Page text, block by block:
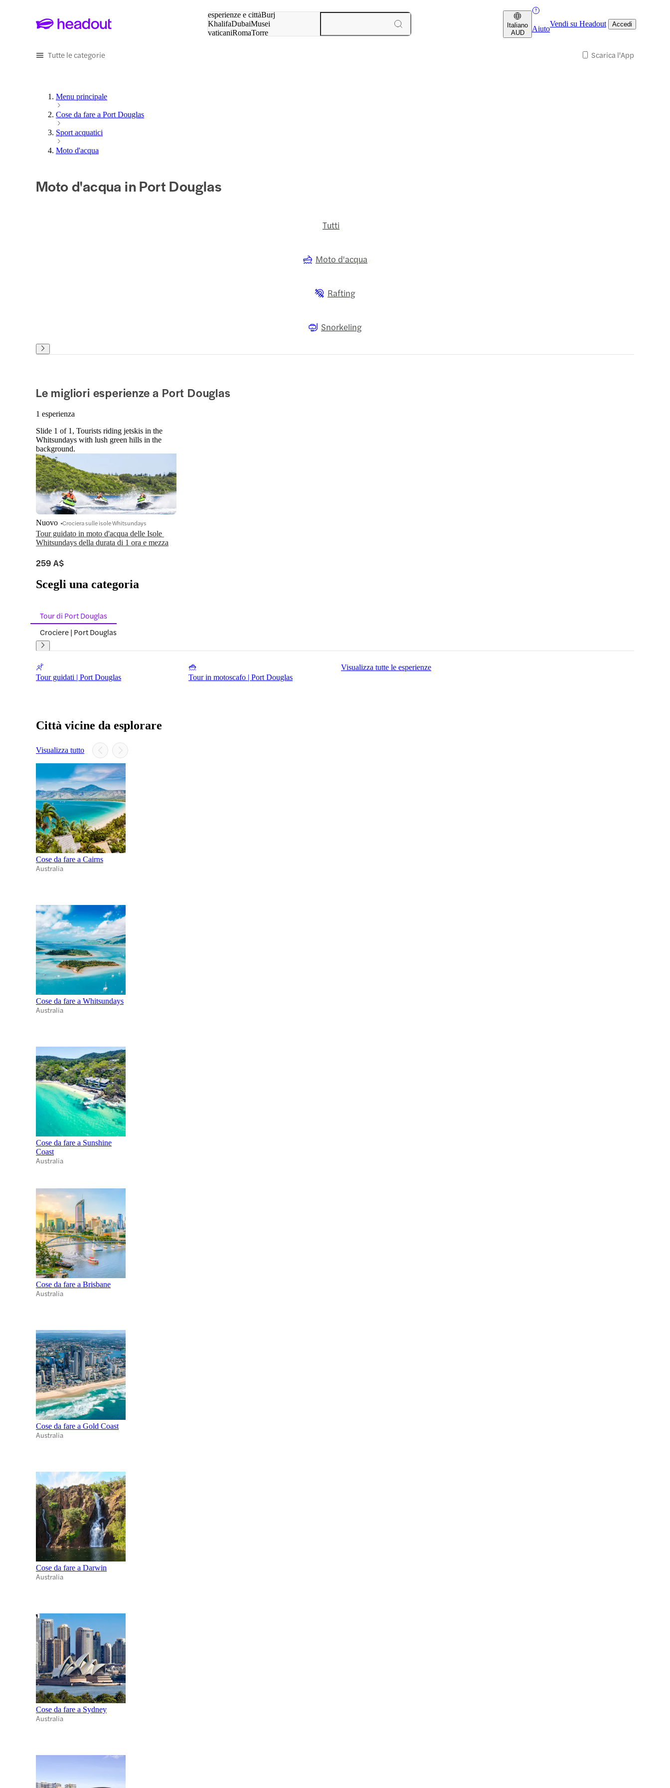
esperienze e cittàBurj
KhalifaDubaiMusei
vaticaniRomaTorre
Italiano
AUD
Aiuto
Vendi su Headout Accedi
Tutte le categorie Scarica l'App
Menu principale
Cose da fare a Port Douglas
Sport acquatici
Moto d'acqua
Moto d'acqua in Port Douglas
Tutti
Moto d'acqua
Rafting
Snorkeling
Le migliori esperienze a Port Douglas
1 esperienza
Slide 1 of 1, Tourists riding jetskis in the
Whitsundays with lush green hills in the
background.
Tour guidato in moto d'acqua delle Isole
Whitsundays della durata di 1 ora e mezza
Nuovo Crociera sulle isole Whitsundays
259 A$
Scegli una categoria
Tour di Port Douglas
Crociere | Port Douglas
Tour guidati | Port Douglas Tour in motoscafo | Port Douglas
Visualizza tutte le esperienze
Città vicine da esplorare
Visualizza tutto
Cose da fare a Cairns
Australia
Cose da fare a Whitsundays
Australia
Cose da fare a Sunshine
Coast
Australia
Cose da fare a Brisbane
Australia
Cose da fare a Gold Coast
Australia
Cose da fare a Darwin
Australia
Cose da fare a Sydney
Australia